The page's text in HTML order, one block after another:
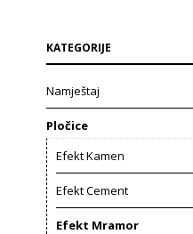
KATEGORIJE
Namještaj
Pločice
Efekt Kamen
Efekt Cement
Efekt Mramor